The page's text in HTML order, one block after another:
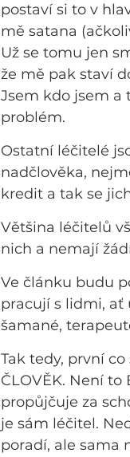
postaví si to v
mě satana
Už se tomu jen
že mě pak staví
Jsem kdo jsem a
problém.
Ostatní léčitelé
nadčlověka,
kredit a tak se
Většina léčitelů
nich a nemají
Ve článku budu
pracují s lidmi, ať
šamané,
Tak tedy, první
ČLOVĚK. Není
propůjčuje za
je sám léčitel.
poradí, ale sama